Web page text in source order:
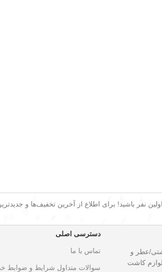
نفر باشید! برای اطلاع از آخرین تخفیف‌ها و جدیدترین
عطر و
کاشت
دسترسی اصلی
تماس با ما
سوالات متداول شرایط و ضوابط